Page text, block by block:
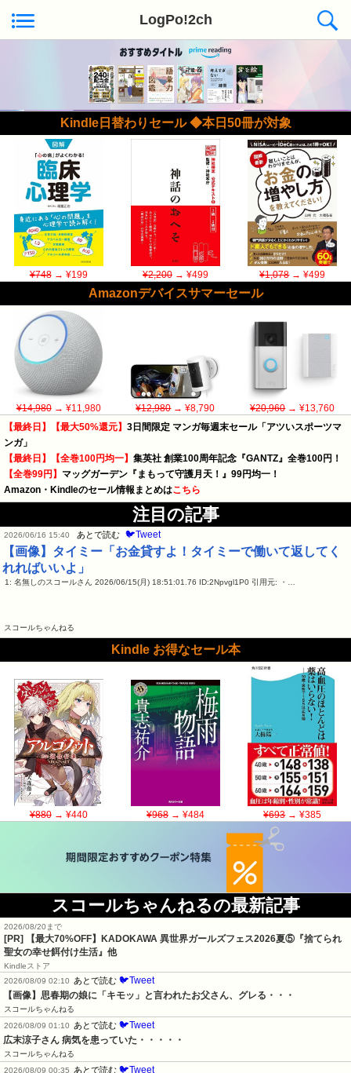
LogPo!2ch
Kindle日替わりセール ◆本日50冊が対象
¥748→ ¥199 ¥2,200→ ¥499 ¥1,078→ ¥499
Amazonデバイスサマーセール
¥14,980→ ¥11,980 ¥12,980→ ¥8,790 ¥20,960→ ¥13,760
【最終日】【最大50%還元】 3日間限定 マンガ毎週末セール「アツいスポーツマ
ンガ」
【最終日】【全巻100円均一】 集英社 創業100周年記念『GANTZ』全巻100円！
【全巻99円】 マッグガーデン『まもって守護月天！』99円均一！
Amazon・Kindleのセール情報まとめはこちら
注目の記事
2026/06/16 15:40 あとで読む 🐦Tweet
【画像】タイミー「お金貸すよ！タイミーで働いて返してく
れればいいよ」
1: 名無しのスコールさん 2026/06/15(月) 18:51:01.76 ID:2Npvgl1P0 引用元: ・…
スコールちゃんねる
Kindle お得なセール本
¥880→ ¥440 ¥968→ ¥484 ¥693→ ¥385
スコールちゃんねるの最新記事
2026/08/20まで
[PR] 【最大70%OFF】KADOKAWA 異世界ガールズフェス2026夏⑤『捨てられ
聖女の幸せ餌付け生活』他
Kindleストア
2026/08/09 02:10
あとで読む 🐦Tweet
【画像】思春期の娘に「キモッ」と言われたお父さん、グレる・・・
スコールちゃんねる
2026/08/09 01:10
あとで読む 🐦Tweet
広末涼子さん 病気を患っていた・・・・・
スコールちゃんねる
2026/08/09 00:35
あとで読む 🐦Tweet